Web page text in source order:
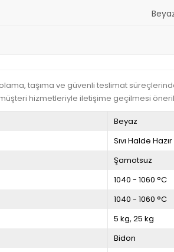
taşıma ve güvenli teslimat
hizmetleriyle iletişime geçilmesi
Beyaz
Sıvı Halde Hazır
Şamotsuz
1040 - 1060 °C
1040 - 1060 °C
5 kg 25 kg
Bidon